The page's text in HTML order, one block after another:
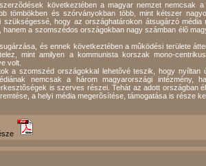
következtében a magyar nemzet nemcsak
tömbökben és szórványokban több, mint kétszer
szükségessé, hogy az országhatárokon átsugárzó
a szomszédos országokban nagy számban élõ
és ennek következtében a mûködési területe
mint amilyen a kommunista korszak mono-
volt.
a szomszéd országokkal lehetõvé teszik, hogy nyíltan
nemcsak a három magyarországi intézmény,
is szerves részei. Tehát az adott országban
a helyi média megerõsítése, támogatása is része